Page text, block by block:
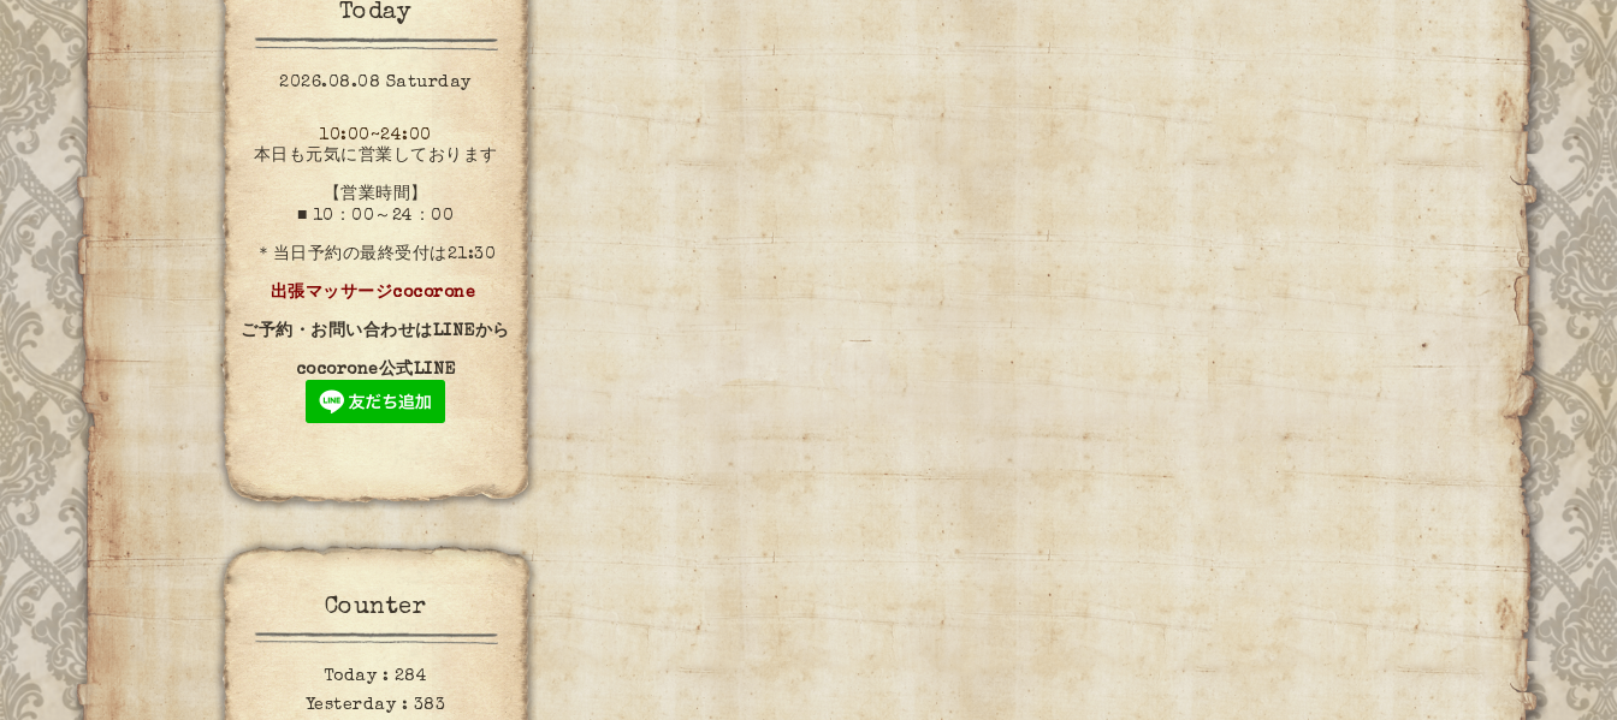
Today
2026.08.08 Saturday
10:00~24:00
本日も元気に営業しております
【営業時間】
■ 10：00～24：00
＊当日予約の最終受付は21:30
出張マッサージcocorone
ご予約・お問い合わせはLINEから
cocorone公式LINE
Counter
Today : 284
Yesterday : 383